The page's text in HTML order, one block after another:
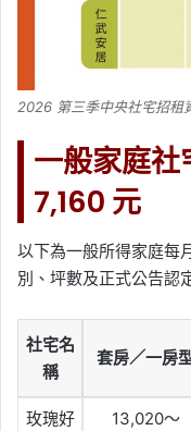
2026 第三季中央社宅招租
一般家庭社
7,160 元
以下為一般所得家庭每
別、坪數及正式公告認
社宅名
稱
套房／一房
玫瑰好
13,020～